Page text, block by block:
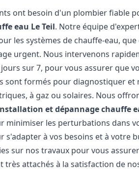
ont besoin d'un plombier fiable
eau Le Teil. Notre équipe
les systèmes de chauffe-eau,
urgent. Nous intervenons
sur 7, pour vous assurer que
sont formés pour diagnostiquer et
à gaz ou solaires. Nous
et dépannage chauffe
minimiser les perturbations dans
s'adapter à vos besoins et à votre
sur nos travaux pour vous
très attachés à la satisfaction de